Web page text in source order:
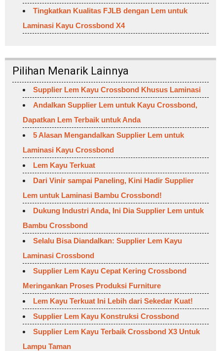
Tingkatkan Kualitas FJLB dengan Lem untuk
Laminasi Kayu Crossbond X4
Pilihan Menarik Lainnya
Supplier Lem Kayu Crossbond Khusus Laminasi
Andalkan Supplier Lem untuk Kayu Crossbond,
Dapatkan Lem Terbaik untuk Anda
5 Alasan Mengandalkan Supplier Lem untuk
Laminasi Kayu Crossbond
Lem Kayu Terkuat
Dari Vinir sampai Paneling, Kini Hadir Supplier
Lem untuk Laminasi Bambu Crossbond!
Dukung Industri Anda, Ini Dia Supplier Lem untuk
Bambu Crossbond
Selalu Bisa Diandalkan: Supplier Lem Kayu
Laminasi Crossbond
Supplier Lem Kayu Cepat Kering Crossbond
Meringankan Proses Produksi Furniture
Lem Kayu Terkuat Ini Lebih dari Sekedar Kuat!
Supplier Lem Kayu Konstruksi Crossbond
Supplier Lem Kayu Terbaik Crossbond X3 Untuk
Lampu Taman